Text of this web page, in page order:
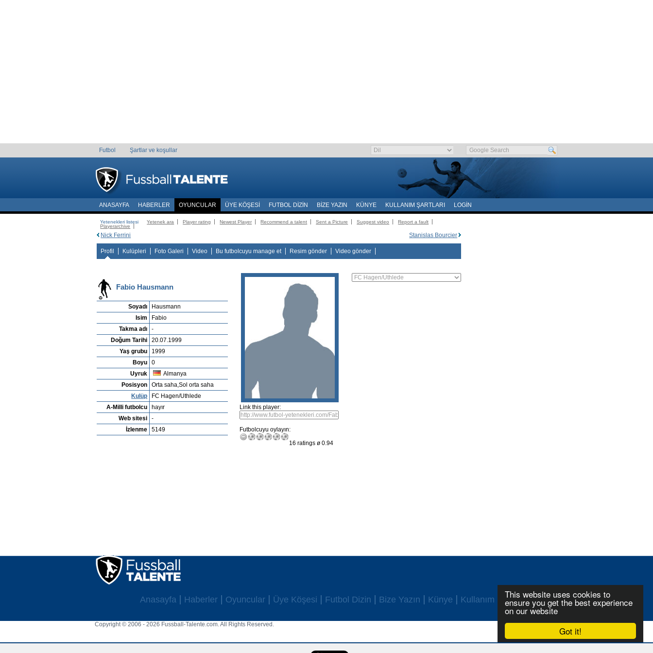
Got it!
This website uses cookies to
ensure you get the best experience
on our website
Futbol Şartlar ve koşullar
ANASAYFA HABERLER OYUNCULAR ÜYE KÖŞESI FUTBOL DIZIN BIZE YAZIN KÜNYE KULLANIM ŞARTLARI LOGIN
Yetenekleri listesi Yetenek ara Player rating Newest Player Recommend a talent Sent a Picture Suggest video
Report a fault
Playerarchive
Stanislas Bourcier
Nick Ferrini
Profil Kulüpleri Foto Galeri Video Bu futbolcuyu manage et Resim gönder Video gönder
Fabio Hausmann
Soyadı
Hausmann
Isim
Fabio
Takma adı
-
Doğum Tarihi
20.07.1999
Yaş grubu
1999
Boyu
0
Uyruk
Almanya
Posisyon
Orta saha,Sol orta saha
Kulüp
FC Hagen/Uthlede
A-Milli futbolcu
hayır
Web sitesi
-
İzlenme
5149
Link this player:
Futbolcuyu oylayın:
16 ratings ø 0.94
Anasayfa Haberler Oyuncular Üye Köşesi Futbol Dizin Bize Yazın Künye Kullanım Şartları Login
Copyright © 2006 - 2026 Fussball-Talente.com. All Rights Reserved.